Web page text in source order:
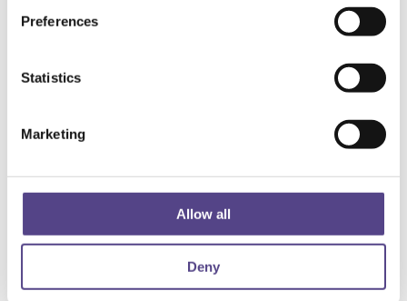
Preferences
Statistics
Marketing
Allow all
Deny
5L
[yith_wcwl_add_to_wishlist product_id="216042"]
Wachstum & Entwicklung
Mehr erfahren
[yith_wcwl_add_to_wishlist product_id="216066"]